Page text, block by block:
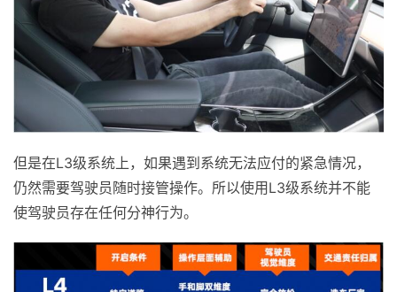
但是在L3级系统上，如果遇到系统无法应付的紧急情况，
仍然需要驾驶员随时接管操作。所以使用L3级系统并不能
使驾驶员存在任何分神行为。